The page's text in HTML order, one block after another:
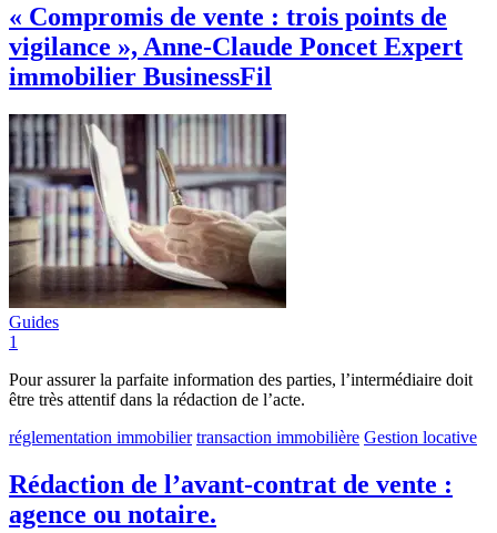
« Compromis de vente : trois points de
vigilance », Anne-Claude Poncet Expert
immobilier BusinessFil
Guides
1
Pour assurer la parfaite information des parties, l’intermédiaire doit
être très attentif dans la rédaction de l’acte.
réglementation immobilier transaction immobilière Gestion locative
Rédaction de l’avant-contrat de vente :
agence ou notaire.